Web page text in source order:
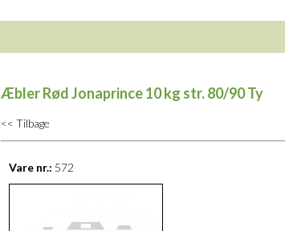
Æbler Rød Jonaprince 10 kg str. 80/90 Ty
<< Tilbage
Vare nr.: 572